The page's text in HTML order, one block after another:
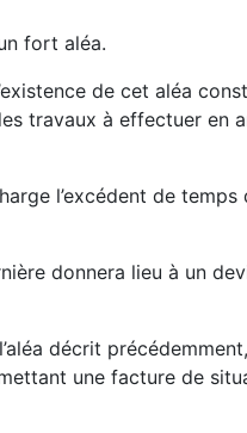
fort aléa.
de cet aléa
travaux à effectuer en
l’excédent de
donnera lieu à un
décrit
une facture de